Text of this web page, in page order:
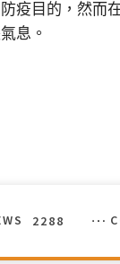
疫目的，然
息。
2288